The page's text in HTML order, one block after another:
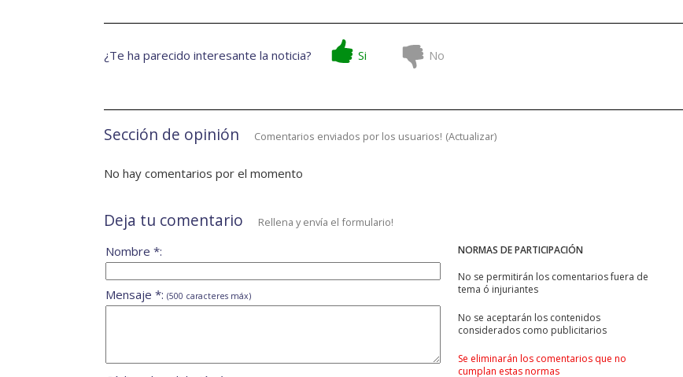
¿Te ha parecido interesante la noticia? Si No
Sección de opinión Comentarios enviados por los usuarios! (Actualizar)
No hay comentarios por el momento
Deja tu comentario Rellena y envía el formulario!
NORMAS DE PARTICIPACIÓN
No se permitirán los comentarios fuera de
tema ó injuriantes
No se aceptarán los contenidos
considerados como publicitarios
Se eliminarán los comentarios que no
cumplan estas normas
Nombre *:
Mensaje *: (500 caracteres máx)